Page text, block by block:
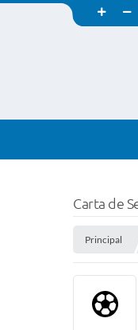
Carta de
Principal